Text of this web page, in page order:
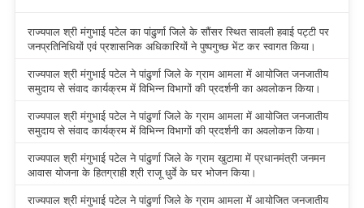
राज्यपाल श्री मंगुभाई पटेल का पांढुर्णा जिले के सौंसर स्थित सावली हवाई पट्टी पर
जनप्रतिनिधियों एवं प्रशासनिक अधिकारियों ने पुष्पगुच्छ भेंट कर स्वागत किया।
राज्यपाल श्री मंगुभाई पटेल ने पांढुर्णा जिले के ग्राम आमला में आयोजित जनजातीय
समुदाय से संवाद कार्यक्रम में विभिन्न विभागों की प्रदर्शनी का अवलोकन किया।
राज्यपाल श्री मंगुभाई पटेल ने पांढुर्णा जिले के ग्राम आमला में आयोजित जनजातीय
समुदाय से संवाद कार्यक्रम में विभिन्न विभागों की प्रदर्शनी का अवलोकन किया।
राज्यपाल श्री मंगुभाई पटेल ने पांढुर्णा जिले के ग्राम खुटामा में प्रधानमंत्री जनमन
आवास योजना के हितग्राही श्री राजू धुर्वे के घर भोजन किया।
राज्यपाल श्री मंगुभाई पटेल ने पांढुर्णा जिले के ग्राम आमला में आयोजित जनजातीय